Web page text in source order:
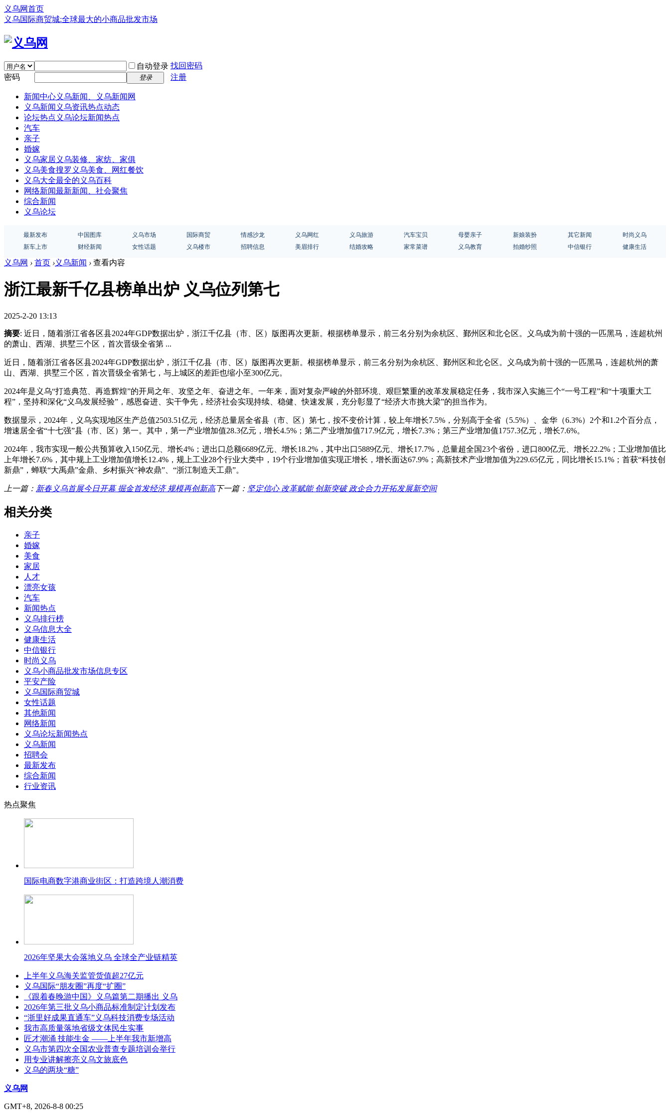
义乌网首页
义乌国际商贸城:全球最大的小商品批发市场
自动登录 找回密码
密码
登录 注册
新闻中心义乌新闻、义乌新闻网
义乌新闻 义乌资讯热点动态
论坛热点 义乌论坛新闻热点
汽车
亲子
婚嫁
义乌家居义乌装修、家纺、家俱
义乌美食搜罗义乌美食、网红餐饮
义乌大全最全的义乌百科
网络新闻最新新闻、社会聚焦
综合新闻
义乌论坛
最新发布 中国图库 义乌市场 国际商贸 情感沙龙 义乌网红 义乌旅游 汽车宝贝 母婴亲子 新娘装扮 其它新闻
时尚义乌
新车上市
财经新闻 女性话题 义乌楼市 招聘信息 美眉排行 结婚攻略 家常菜谱 义乌教育 拍婚纱照 中信银行 健康生活
义乌网 › 首页 ›义乌新闻 › 查看内容
浙江最新千亿县榜单出炉 义乌位列第七
2025-2-20 13:13
摘要: 近日，随着浙江省各区县2024年GDP数据出炉，浙江千亿县（市、区）版图再次更新。根据榜单显示，前三名分别为余杭区、鄞州区和北仑区。义乌成为前十强的一匹黑马，连超杭州
的萧山、西湖、拱墅三个区，首次晋级全省第 ...
近日，随着浙江省各区县2024年GDP数据出炉，浙江千亿县（市、区）版图再次更新。根据榜单显示，前三名分别为余杭区、鄞州区和北仑区。义乌成为前十强的一匹黑马，连超杭州的萧
山、西湖、拱墅三个区，首次晋级全省第七，与上城区的差距也缩小至300亿元。
2024年是义乌“打造典范、再造辉煌”的开局之年、攻坚之年、奋进之年。一年来，面对复杂严峻的外部环境、艰巨繁重的改革发展稳定任务，我市深入实施三个“一号工程”和“十项重大工
程”，坚持和深化“义乌发展经验”，感恩奋进、实干争先，经济社会实现持续、稳健、快速发展，充分彰显了“经济大市挑大梁”的担当作为。
数据显示，2024年，义乌实现地区生产总值2503.51亿元，经济总量居全省县（市、区）第七，按不变价计算，较上年增长7.5%，分别高于全省（5.5%）、金华（6.3%）2个和1.2个百分点，
增速居全省“十七强”县（市、区）第一。其中，第一产业增加值28.3亿元，增长4.5%；第二产业增加值717.9亿元，增长7.3%；第三产业增加值1757.3亿元，增长7.6%。
2024年，我市实现一般公共预算收入150亿元、增长4%；进出口总额6689亿元、增长18.2%，其中出口5889亿元、增长17.7%，总量超全国23个省份，进口800亿元、增长22.2%；工业增加值比
上年增长7.6%，其中规上工业增加值增长12.4%，规上工业28个行业大类中，19个行业增加值实现正增长，增长面达67.9%；高新技术产业增加值为229.65亿元，同比增长15.1%；首获“科技创
新鼎”，蝉联“大禹鼎”金鼎、乡村振兴“神农鼎”、“浙江制造天工鼎”。
上一篇： 新春义乌首展今日开幕 掘金首发经济 规模再创新高下一篇： 坚定信心 改革赋能 创新突破 政企合力开拓发展新空间
相关分类
亲子
婚嫁
美食
家居
人才
漂亮女孩
汽车
新闻热点
义乌排行榜
义乌信息大全
健康生活
中信银行
时尚义乌
义乌小商品批发市场信息专区
平安产险
义乌国际商贸城
女性话题
其他新闻
网络新闻
义乌论坛新闻热点
义乌新闻
招聘会
最新发布
综合新闻
行业资讯
热点聚焦
国际电商数字港商业街区：打造跨境人潮消费
2026年坚果大会落地义乌 全球全产业链精英
上半年义乌海关监管货值超27亿元
义乌国际“朋友圈”再度“扩圈”
《跟着春晚游中国》义乌篇第二期播出 义乌
2026年第三批义乌小商品标准制定计划发布
“浙里好成果直通车”义乌科技消费专场活动
我市高质量落地省级文体民生实事
匠才潮涌 技能生金 ——上半年我市新增高
义乌市第四次全国农业普查专题培训会举行
用专业讲解擦亮义乌文旅底色
义乌的两块“糖”
义乌网
GMT+8, 2026-8-8 00:25